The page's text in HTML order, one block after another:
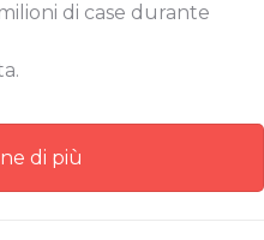
di case durante
di più